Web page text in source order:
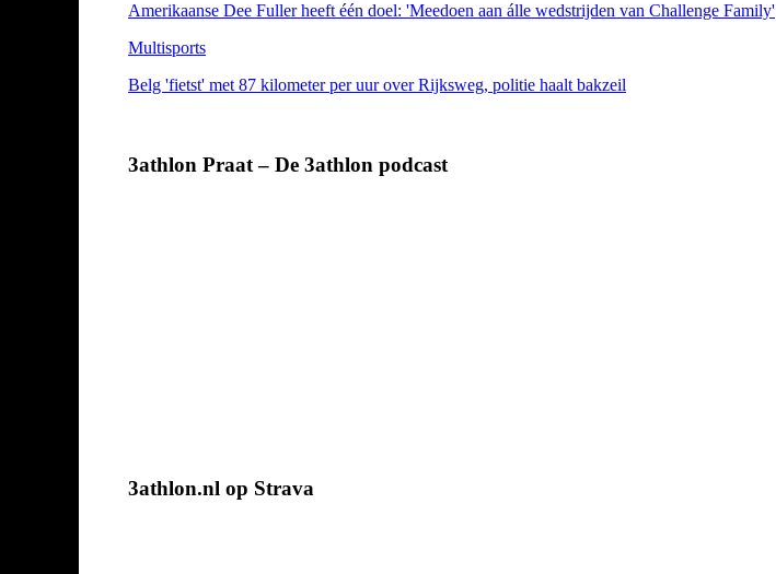
Amerikaanse Dee Fuller heeft één doel: 'Meedoen aan álle wedstrijden van Challenge Family'
Multisports
Belg 'fietst' met 87 kilometer per uur over Rijksweg, politie haalt bakzeil
3athlon Praat – De 3athlon podcast
3athlon.nl op Strava